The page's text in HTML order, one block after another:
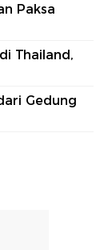
Paksa
Thailand,
Gedung